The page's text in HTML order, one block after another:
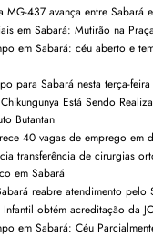
MG-437 avança entre Sabará
em Sabará: Mutirão na
em Sabará: céu aberto e
para Sabará nesta terça-feira
Está Sendo
Butantan
40 vagas de emprego em
transferência de cirurgias
em Sabará
reabre atendimento pelo
obtém acreditação da
em Sabará: Céu